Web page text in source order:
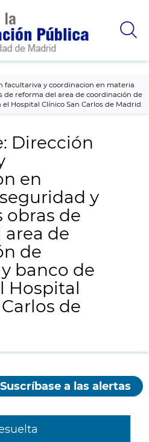
facultariva y coordinacion en materia
de reforma del area de coordinación de
Hospital Clínico San Carlos de Madrid.
Dirección
en
y
obras de
de
de
banco de
Hospital
de
Suscríbase a las alertas